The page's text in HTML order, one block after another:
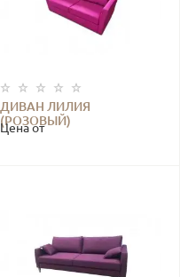
ДИВАН ЛИЛИЯ
(РОЗОВЫЙ)
Цена от